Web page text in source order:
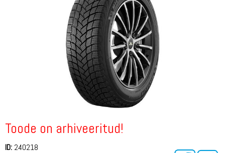
Toode on arhiveeritud!
ID: 240218